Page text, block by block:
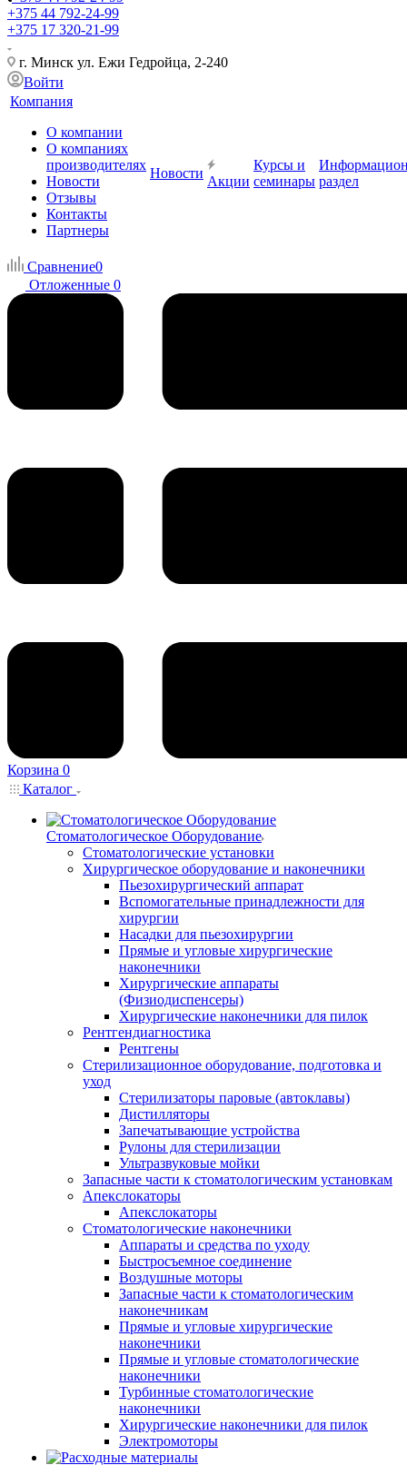
+375 44 792-24-99
+375 17 320-21-99
г. Минск ул. Ежи Гедройца, 2-240
Войти
Компания
О компании
О компаниях
производителях
Новости
Отзывы
Контакты
Партнеры
Новости
Акции
Курсы и
семинары раздел
Сравнение0
Отложенные 0
Корзина 0
Каталог
Стоматологическое Оборудование
Стоматологические установки
Хирургическое оборудование и наконечники
Пьезохирургический аппарат
Вспомогательные принадлежности для
хирургии
Насадки для пьезохирургии
Прямые и угловые хирургические
наконечники
Хирургические аппараты
(Физиодиспенсеры)
Хирургические наконечники для пилок
Рентгендиагностика
Рентгены
Стерилизационное оборудование, подготовка и
уход
Стерилизаторы паровые (автоклавы)
Дистилляторы
Запечатывающие устройства
Рулоны для стерилизации
Ультразвуковые мойки
Запасные части к стоматологическим установкам
Апекслокаторы
Апекслокаторы
Стоматологические наконечники
Аппараты и средства по уходу
Быстросъемное соединение
Воздушные моторы
Запасные части к стоматологическим
наконечникам
Прямые и угловые хирургические
наконечники
Прямые и угловые стоматологические
наконечники
Турбинные стоматологические
наконечники
Хирургические наконечники для пилок
Электромоторы